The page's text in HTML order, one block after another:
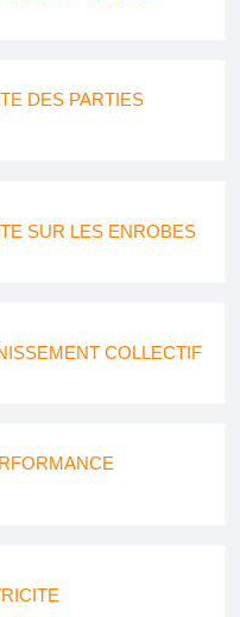
DES PARTIES
SUR LES ENROBES
COLLECTIF